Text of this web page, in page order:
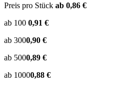
Preis pro Stück ab 0,86 €
ab 100 0,91 €
ab 3000,90 €
ab 5000,89 €
ab 10000,88 €